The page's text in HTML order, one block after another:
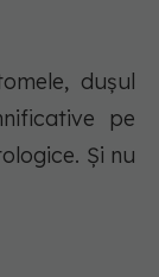
dușul
pe
Și nu